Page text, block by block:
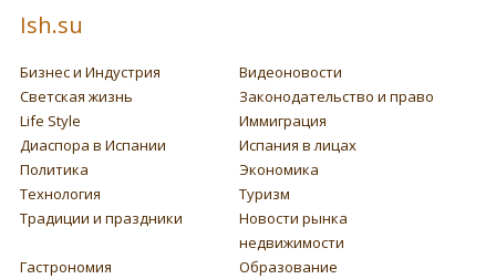
Ish.su
Бизнес и Индустрия
Видеоновости
Светская жизнь
Законодательство и право
Life Style
Иммиграция
Диаспора в Испании
Испания в лицах
Политика
Экономика
Технология
Туризм
Традиции и праздники
Новости рынка
недвижимости
Гастрономия
Образование